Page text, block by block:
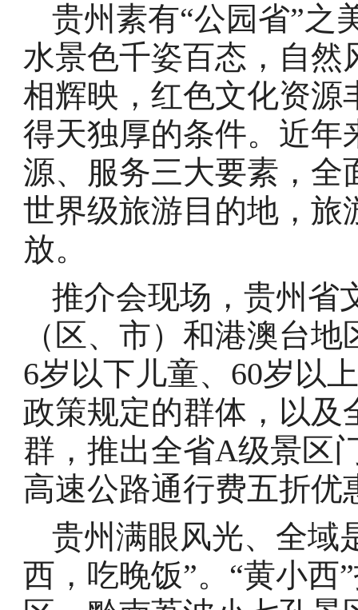
贵州素有“公园省”之
水景色千姿百态，自然
相辉映，红色文化资源
得天独厚的条件。近年
源、服务三大要素，全
世界级旅游目的地，旅
放。
推介会现场，贵州省
（区、市）和港澳台
6岁以下儿童、60岁以
政策规定的群体，以及
群，推出全省A级景区
高速公路通行费五折优
贵州满眼风光、全域
西，吃晚饭”。“黄小西